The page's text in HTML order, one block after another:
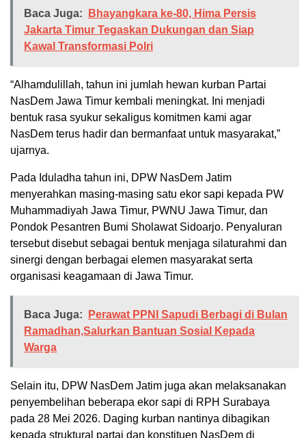
Baca Juga:
Bhayangkara ke-80, Hima Persis
Jakarta Timur Tegaskan Dukungan dan Siap
Kawal Transformasi Polri
“Alhamdulillah, tahun ini jumlah hewan kurban Partai
NasDem Jawa Timur kembali meningkat. Ini menjadi
bentuk rasa syukur sekaligus komitmen kami agar
NasDem terus hadir dan bermanfaat untuk masyarakat,”
ujarnya.
Pada Iduladha tahun ini, DPW NasDem Jatim
menyerahkan masing-masing satu ekor sapi kepada PW
Muhammadiyah Jawa Timur, PWNU Jawa Timur, dan
Pondok Pesantren Bumi Sholawat Sidoarjo. Penyaluran
tersebut disebut sebagai bentuk menjaga silaturahmi dan
sinergi dengan berbagai elemen masyarakat serta
organisasi keagamaan di Jawa Timur.
Baca Juga:
Perawat PPNI Sapudi Berbagi di Bulan
Ramadhan,Salurkan Bantuan Sosial Kepada
Warga
Selain itu, DPW NasDem Jatim juga akan melaksanakan
penyembelihan beberapa ekor sapi di RPH Surabaya
pada 28 Mei 2026. Daging kurban nantinya dibagikan
kepada struktural partai dan konstituen NasDem di